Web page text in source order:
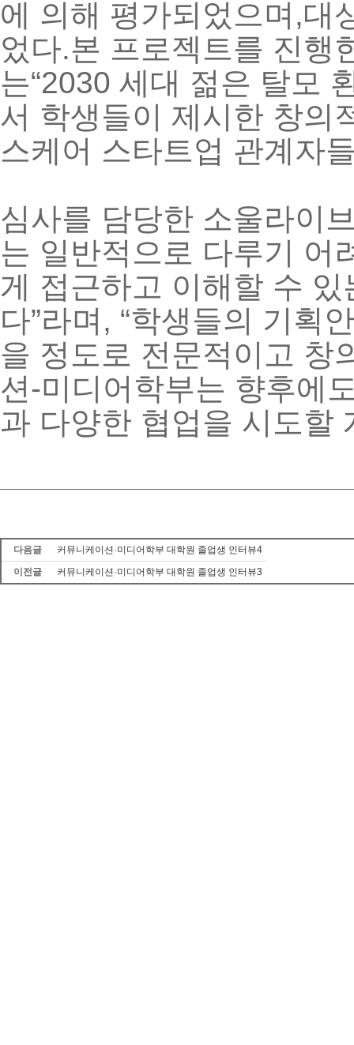
에 의해 평가되었으며 ,대
었다.본 프로젝트를 진행
는“2030 세대 젊은 탈모
서 학생들이 제시한 창의
스케어 스타트업 관계자
심사를 담당한 소울라이
는 일반적으로 다루기 어
게 접근하고 이해할 수 있
다”라며 , “학생들의 기획
을 정도로 전문적이고 창
션-미디어학부는 향후에
과 다양한 협업을 시도할
다음글
커뮤니케이션·미디어학부 대학원 졸업생 인터뷰4
이전글
커뮤니케이션·미디어학부 대학원 졸업생 인터뷰3